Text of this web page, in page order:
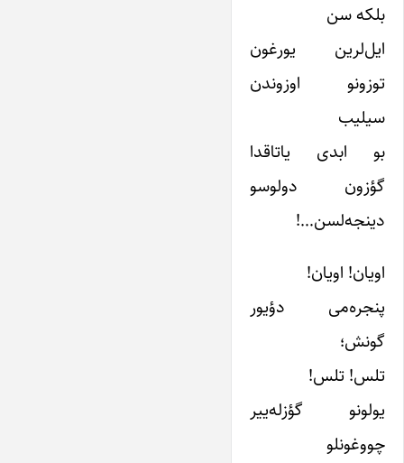
بلکه سن
ایل‌لرین یورغون
توزونو اوزوندن
سیلیب
بو ابدی یاتاقدا
گؤزون دولوسو
دینجه‌لسن…!
اویان! اویان!
پنجره‌می دؤیور
گونش؛
تلس! تلس!
یولونو گؤزله‌ییر
چووغونلو